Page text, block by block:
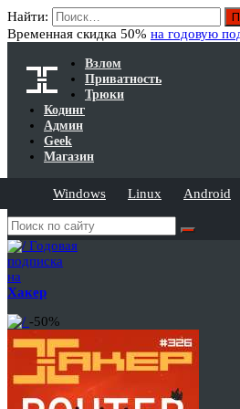
Найти:
Временная скидка 50% на годовую
Взлом
Приватность
Трюки
Кодинг
Админ
Geek
Магазин
Windows Linux Android
Годовая
подписка
на
Хакер
-50%